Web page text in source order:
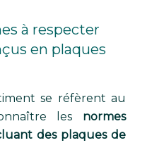
à respecter
en plaques
se réfèrent au
les normes
des plaques de